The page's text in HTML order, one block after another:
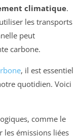
climatique.
les transports
peut
carbone.
, il est essentiel
quotidien. Voici
comme le
émissions liées